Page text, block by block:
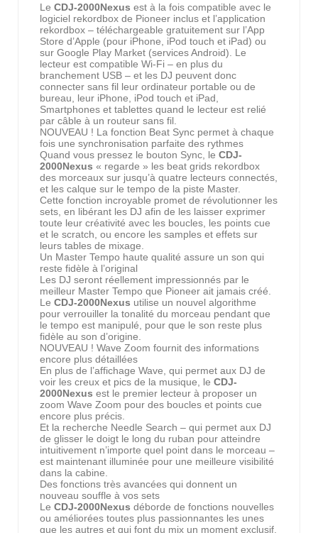
Le CDJ-2000Nexus est à la fois compatible avec le
logiciel rekordbox de Pioneer inclus et l’application
rekordbox – téléchargeable gratuitement sur l’App
Store d’Apple (pour iPhone, iPod touch et iPad) ou
sur Google Play Market (services Android). Le
lecteur est compatible Wi-Fi – en plus du
branchement USB – et les DJ peuvent donc
connecter sans fil leur ordinateur portable ou de
bureau, leur iPhone, iPod touch et iPad,
Smartphones et tablettes quand le lecteur est relié
par câble à un routeur sans fil.
NOUVEAU ! La fonction Beat Sync permet à chaque
fois une synchronisation parfaite des rythmes
Quand vous pressez le bouton Sync, le CDJ-
2000Nexus « regarde » les beat grids rekordbox
des morceaux sur jusqu’à quatre lecteurs connectés,
et les calque sur le tempo de la piste Master.
Cette fonction incroyable promet de révolutionner les
sets, en libérant les DJ afin de les laisser exprimer
toute leur créativité avec les boucles, les points cue
et le scratch, ou encore les samples et effets sur
leurs tables de mixage.
Un Master Tempo haute qualité assure un son qui
reste fidèle à l’original
Les DJ seront réellement impressionnés par le
meilleur Master Tempo que Pioneer ait jamais créé.
Le CDJ-2000Nexus utilise un nouvel algorithme
pour verrouiller la tonalité du morceau pendant que
le tempo est manipulé, pour que le son reste plus
fidèle au son d’origine.
NOUVEAU ! Wave Zoom fournit des informations
encore plus détaillées
En plus de l’affichage Wave, qui permet aux DJ de
voir les creux et pics de la musique, le CDJ-
2000Nexus est le premier lecteur à proposer un
zoom Wave Zoom pour des boucles et points cue
encore plus précis.
Et la recherche Needle Search – qui permet aux DJ
de glisser le doigt le long du ruban pour atteindre
intuitivement n’importe quel point dans le morceau –
est maintenant illuminée pour une meilleure visibilité
dans la cabine.
Des fonctions très avancées qui donnent un
nouveau souffle à vos sets
Le CDJ-2000Nexus déborde de fonctions nouvelles
ou améliorées toutes plus passionnantes les unes
que les autres et qui font du mix un moment exclusif.